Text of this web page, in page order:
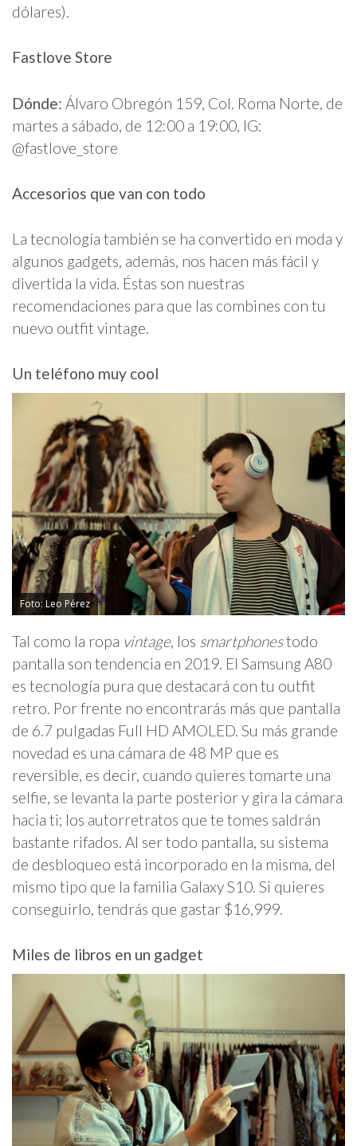
dólares).
Fastlove Store
Dónde: Álvaro Obregón 159, Col. Roma Norte, de
martes a sábado, de 12:00 a 19:00, IG:
@fastlove_store
Accesorios que van con todo
La tecnología también se ha convertido en moda y
algunos gadgets, además, nos hacen más fácil y
divertida la vida. Éstas son nuestras
recomendaciones para que las combines con tu
nuevo outfit vintage.
Un teléfono muy cool
Foto: Leo Pérez
Tal como la ropa vintage, los smartphonestodo
pantalla son tendencia en 2019. El Samsung A80
es tecnología pura que destacará con tu outfit
retro. Por frente no encontrarás más que pantalla
de 6.7 pulgadas Full HD AMOLED. Su más grande
novedad es una cámara de 48 MP que es
reversible, es decir, cuando quieres tomarte una
selfie, se levanta la parte posterior y gira la cámara
hacia ti; los autorretratos que te tomes saldrán
bastante rifados. Al ser todo pantalla, su sistema
de desbloqueo está incorporado en la misma, del
mismo tipo que la familia Galaxy S10. Si quieres
conseguirlo, tendrás que gastar $16,999.
Miles de libros en un gadget